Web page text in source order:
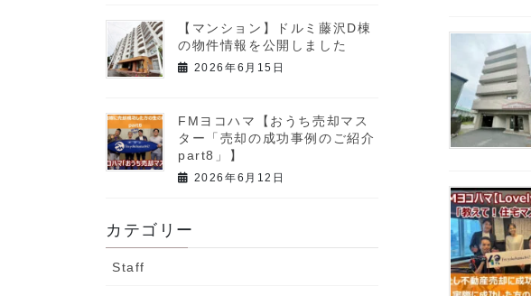
【マンション】ドルミ藤沢D棟
の物件情報を公開しました
2026年6月15日
FMヨコハマ【おうち売却マス
ター「売却の成功事例のご紹介
part8」】
2026年6月12日
カテゴリー
Staff